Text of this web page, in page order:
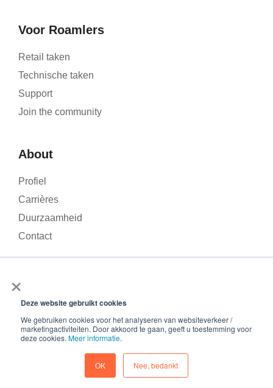
×
Deze website gebruikt cookies
We gebruiken cookies voor het analyseren van websiteverkeer /
marketingactiviteiten. Door akkoord te gaan, geeft u toestemming voor
deze cookies. Meer informatie.
OK Nee, bedankt
analyseren en uw ervaring te verbeteren. Door op ‘Accepteren’
Accepteren
Afname
Cookievoorkeuren
Voor Roamlers
Retail taken
Technische taken
Support
Join the community
About
Profiel
Carrières
Duurzaamheid
Contact
policy
ISO 45001 ISO 27001